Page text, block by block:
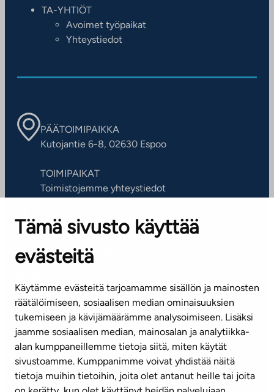
Tämä sivusto käyttää
evästeitä
Käytämme evästeitä tarjoamamme sisällön ja mainosten
räätälöimiseen, sosiaalisen median ominaisuuksien
tukemiseen ja kävijämäärämme analysoimiseen. Lisäksi
jaamme sosiaalisen median, mainosalan ja analytiikka-
alan kumppaneillemme tietoja siitä, miten käytät
sivustoamme. Kumppanimme voivat yhdistää näitä
tietoja muihin tietoihin, joita olet antanut heille tai joita
TA-YHTIÖT
Avoimet työpaikat
Yhteystiedot
PÄÄTOIMIPAIKKA
Kutojantie 6-8, 02630 Espoo
TOIMIPAIKAT
Toimistojemme yhteystiedot
ASIAKASPALVELUKESKUS
Puh. 045 7734 3777
(arkisin klo 8-16)
info@ta.fi
Tilaa uutiskirje
Mediapankki